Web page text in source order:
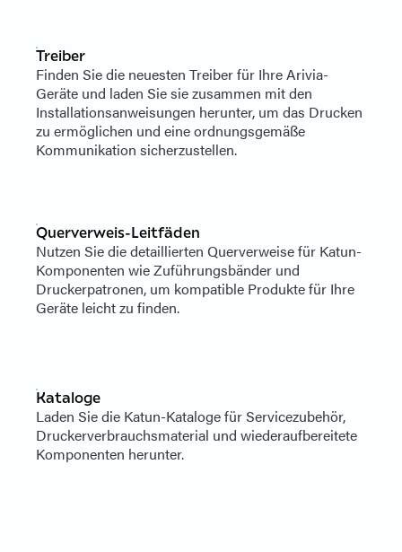
Treiber
Finden Sie die neuesten Treiber für Ihre Arivia-
Geräte und laden Sie sie zusammen mit den
Installationsanweisungen herunter, um das Drucken
zu ermöglichen und eine ordnungsgemäße
Kommunikation sicherzustellen.
Querverweis-Leitfäden
Nutzen Sie die detaillierten Querverweise für Katun-
Komponenten wie Zuführungsbänder und
Druckerpatronen, um kompatible Produkte für Ihre
Geräte leicht zu finden.
Kataloge
Laden Sie die Katun-Kataloge für Servicezubehör,
Druckerverbrauchsmaterial und wiederaufbereitete
Komponenten herunter.